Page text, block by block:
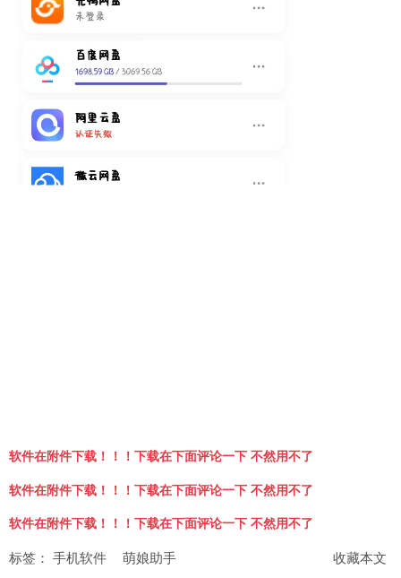
软件在附件下载！！！下载在下面评论一下 不然用不了
软件在附件下载！！！下载在下面评论一下 不然用不了
软件在附件下载！！！下载在下面评论一下 不然用不了
收藏本文
标签： 手机软件 萌娘助手